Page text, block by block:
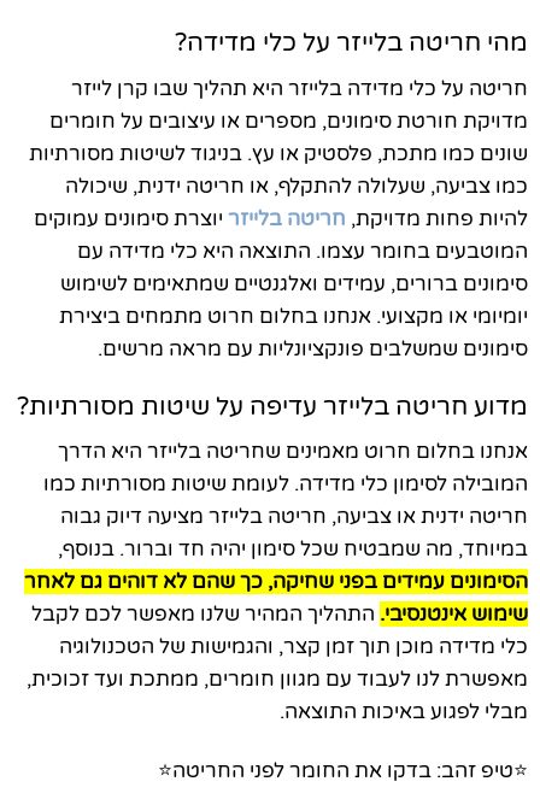
מהי חריטה בלייזר על כלי מדידה?
חריטה על כלי מדידה בלייזר היא תהליך שבו קרן לייזר
מדויקת חורטת סימונים, מספרים או עיצובים על חומרים
שונים כמו מתכת, פלסטיק או עץ. בניגוד לשיטות מסורתיות
כמו צביעה, שעלולה להתקלף, או חריטה ידנית, שיכולה
להיות פחות מדויקת, חריטה בלייזר יוצרת סימונים עמוקים
המוטבעים בחומר עצמו. התוצאה היא כלי מדידה עם
סימונים ברורים, עמידים ואלגנטיים שמתאימים לשימוש
יומיומי או מקצועי. אנחנו בחלום חרוט מתמחים ביצירת
סימונים שמשלבים פונקציונליות עם מראה מרשים.
מדוע חריטה בלייזר עדיפה על שיטות מסורתיות?
אנחנו בחלום חרוט מאמינים שחריטה בלייזר היא הדרך
המובילה לסימון כלי מדידה. לעומת שיטות מסורתיות כמו
חריטה ידנית או צביעה, חריטה בלייזר מציעה דיוק גבוה
במיוחד, מה שמבטיח שכל סימון יהיה חד וברור. בנוסף,
הסימונים עמידים בפני שחיקה, כך שהם לא דוהים גם לאחר
שימוש אינטנסיבי. התהליך המהיר שלנו מאפשר לכם לקבל
כלי מדידה מוכן תוך זמן קצר, והגמישות של הטכנולוגיה
מאפשרת לנו לעבוד עם מגוון חומרים, ממתכת ועד זכוכית,
מבלי לפגוע באיכות התוצאה.
⭐טיפ זהב: בדקו את החומר לפני החריטה⭐